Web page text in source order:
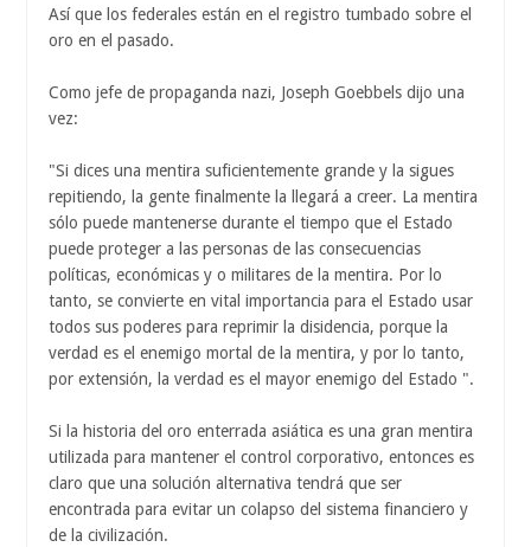
Así que los federales están en el registro tumbado sobre el
oro en el pasado.
Como jefe de propaganda nazi, Joseph Goebbels dijo una
vez:
"Si dices una mentira suficientemente grande y la sigues
repitiendo, la gente finalmente la llegará a creer. La mentira
sólo puede mantenerse durante el tiempo que el Estado
puede proteger a las personas de las consecuencias
políticas, económicas y o militares de la mentira. Por lo
tanto, se convierte en vital importancia para el Estado usar
todos sus poderes para reprimir la disidencia, porque la
verdad es el enemigo mortal de la mentira, y por lo tanto,
por extensión, la verdad es el mayor enemigo del Estado ".
Si la historia del oro enterrada asiática es una gran mentira
utilizada para mantener el control corporativo, entonces es
claro que una solución alternativa tendrá que ser
encontrada para evitar un colapso del sistema financiero y
de la civilización.